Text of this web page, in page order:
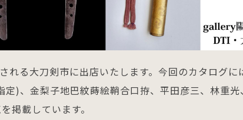
れる大刀剣市に出店いたします。今回のカタログに
)、金梨子地巴紋蒔絵鞘合口拵、平田彦三、林重光
掲載しています。